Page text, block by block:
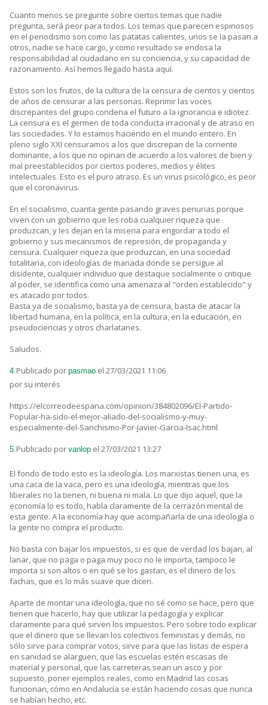
Cuanto menos se pregunte sobre ciertos temas que nadie
pregunta, será peor para todos. Los temas que parecen espinosos
en el periodismo son como las patatas calientes, unos se la pasan a
otros, nadie se hace cargo, y como resultado se endosa la
responsabilidad al ciudadano en su conciencia, y su capacidad de
razonamiento. Así hemos llegado hasta aquí.
Estos son los frutos, de la cultura de la censura de cientos y cientos
de años de censurar a las personas. Reprimir las voces
discrepantes del grupo condena el futuro a la ignorancia e idiotez.
La censura es el germen de toda conducta irracional y de atraso en
las sociedades. Y lo estamos haciendo en el mundo entero. En
pleno siglo XXI censuramos a los que discrepan de la corriente
dominante, a los que no opinan de acuerdo a los valores de bien y
mal preestablecidos por ciertos poderes, medios y élites
intelectuales. Esto es el puro atraso. Es un virus psicológico, es peor
que el coronavirus.
En el socialismo, cuanta gente pasando graves penurias porque
viven con un gobierno que les roba cualquier riqueza que
produzcan, y les dejan en la miseria para engordar a todo el
gobierno y sus mecanismos de represión, de propaganda y
censura. Cualquier riqueza que produzcan, en una sociedad
totalitaria, con ideologías de manada donde se persigue al
disidente, cualquier individuo que destaque socialmente o critique
al poder, se identifica como una amenaza al "orden establecido" y
es atacado por todos.
Basta ya de socialismo, basta ya de censura, basta de atacar la
libertad humana, en la política, en la cultura, en la educación, en
pseudociencias y otros charlatanes.
Saludos.
4.Publicado por pasmao el 27/03/2021 11:06
por su interés
https://elcorreodeespana.com/opinion/384802096/El-Partido-
Popular-ha-sido-el-mejor-aliado-del-socialismo-y-muy-
especialmente-del-Sanchismo-Por-Javier-Garcia-Isac.html
5.Publicado por vanlop el 27/03/2021 13:27
El fondo de todo esto es la ideología. Los marxistas tienen una, es
una caca de la vaca, pero es una ideología, mientras que los
liberales no la tienen, ni buena ni mala. Lo que dijo aquel, que la
economía lo es todo, habla claramente de la cerrazón mental de
esta gente. A la economía hay que acompañarla de una ideología o
la gente no compra el producto.
No basta con bajar los impuestos, si es que de verdad los bajan, al
lanar, que no paga o paga muy poco no le importa, tampoco le
importa si son altos o en qué se los gastan, es el dinero de los
fachas, que es lo más suave que dicen.
Aparte de montar una ideología, que no sé como se hace, pero que
tienen que hacerlo, hay que utilizar la pedagogía y explicar
claramente para qué sirven los impuestos. Pero sobre todo explicar
que el dinero que se llevan los colectivos feministas y demás, no
sólo sirve para comprar votos, sirve para que las listas de espera
en sanidad se alarguen, que las escuelas estén escasas de
material y personal, que las carreteras sean un asco y por
supuesto, poner ejemplos reales, como en Madrid las cosas
funcionan, cómo en Andalucía se están haciendo cosas que nunca
se habían hecho, etc.